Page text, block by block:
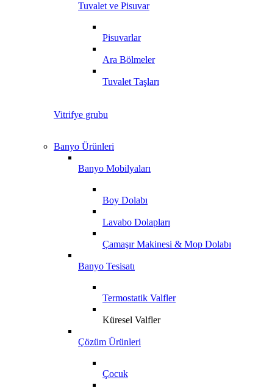
Tuvalet ve Pisuvar
Pisuvarlar
Ara Bölmeler
Tuvalet Taşları
Vitrifye grubu
Banyo Ürünleri
Banyo Mobilyaları
Boy Dolabı
Lavabo Dolapları
Çamaşır Makinesi & Mop Dolabı
Banyo Tesisatı
Termostatik Valfler
Küresel Valfler
Çözüm Ürünleri
Çocuk